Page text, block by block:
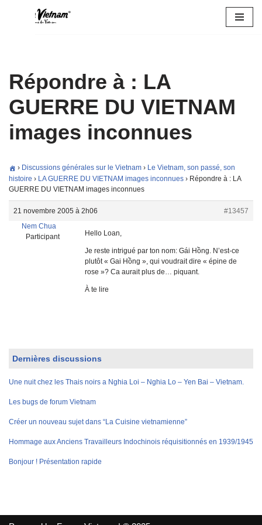
Répondre à : LA
GUERRE DU VIETNAM
images inconnues
› Discussions générales sur le Vietnam › Le Vietnam, son passé, son
histoire › LA GUERRE DU VIETNAM images inconnues › Répondre à : LA
GUERRE DU VIETNAM images inconnues
21 novembre 2005 à 2h06
#13457
Nem Chua
Participant
Hello Loan,
Je reste intrigué par ton nom: Gái Hồng. N’est-ce
plutôt « Gai Hồng », qui voudrait dire « épine de
rose »? Ca aurait plus de… piquant.
À te lire
Dernières discussions
Une nuit chez les Thais noirs a Nghia Loi – Nghia Lo – Yen Bai – Vietnam.
Les bugs de forum Vietnam
Créer un nouveau sujet dans “La Cuisine vietnamienne”
Hommage aux Anciens Travailleurs Indochinois réquisitionnés en 1939/1945
Bonjour ! Présentation rapide